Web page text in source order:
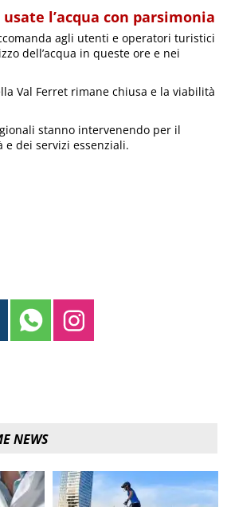
l’acqua con parsimonia
agli utenti e operatori turistici
dell’acqua in queste ore e nei
Val Ferret rimane chiusa e la viabilità
stanno intervenendo per il
dei servizi essenziali.
NEWS